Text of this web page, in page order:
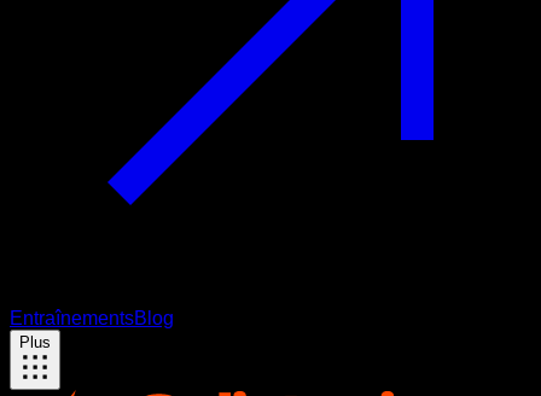
EntraînementsBlog
Plus